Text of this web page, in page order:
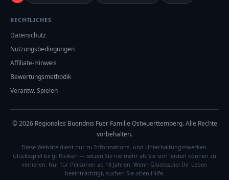
RECHTLICHES
Datenschutz
Nutzungsbedingungen
Affiliate-Hinweis
Bewertungsmethodik
Verantw. Spielen
© 2026 Regionales Buendnis Fuer Familie Ostwuerttemberg. Alle Rechte
vorbehalten.
Diese Website dient nur zu Informations- und Unterhaltungszwecken.
Glücksspiel birgt Risiken — setzen Sie nie mehr als Sie sich leisten können zu
verlieren. Nur für Personen ab 18 Jahren. Wenn Glücksspiel Ihr Leben
beeinträchtigt, suchen Sie oben Hilfe.